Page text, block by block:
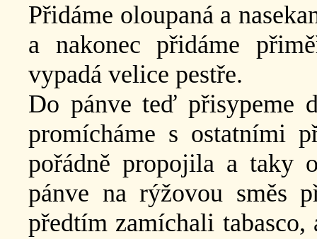
Přidáme oloupaná a
a nakonec přidáme
vypadá velice pestře.
Do pánve teď přisypeme
promícháme s ostatními
pořádně propojila a taky
pánve na rýžovou směs
předtím zamíchali